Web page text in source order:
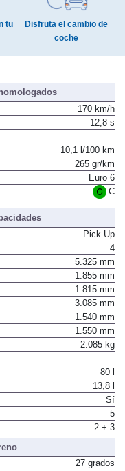
tu
Disfruta el cambio de
coche
170 km/h
12,8 s
10,1 l/100 km
265 gr/km
Euro 6
C
Pick Up
4
5.325 mm
1.855 mm
1.815 mm
3.085 mm
1.540 mm
1.550 mm
2.085 kg
80 l
13,8 l
Sí
5
2 + 3
27 grados